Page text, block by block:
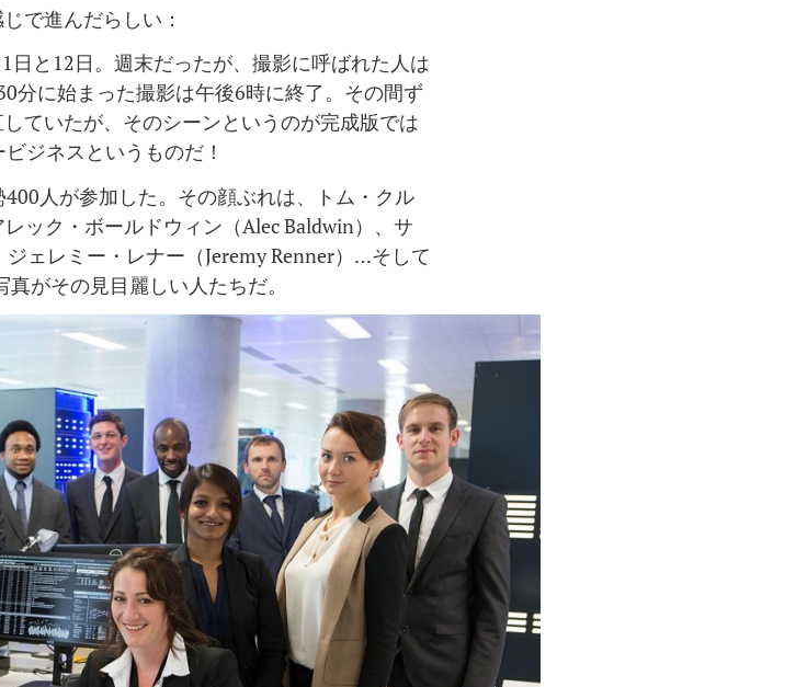
で進んだらしい：
日と12日。週末だったが、撮影に呼ばれた人は
分に始まった撮影は午後6時に終了。その間ず
ていたが、そのシーンというのが完成版では
ジネスというものだ！
人が参加した。その顔ぶれは、トム・クル
ック・ボールドウィン（Alec Baldwin）、サ
ェレミー・レナー（Jeremy Renner）…そして
がその見目麗しい人たちだ。